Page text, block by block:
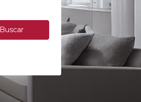
Buscar